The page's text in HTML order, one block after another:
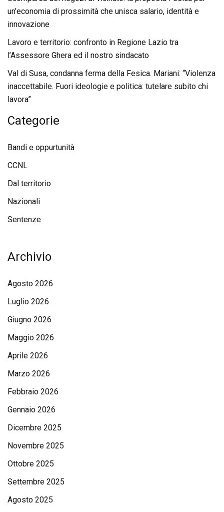
un’economia di prossimità che unisca salario, identità e
innovazione
Lavoro e territorio: confronto in Regione Lazio tra
l’Assessore Ghera ed il nostro sindacato
Val di Susa, condanna ferma della Fesica. Mariani: “Violenza
inaccettabile. Fuori ideologie e politica: tutelare subito chi
lavora”
Categorie
Bandi e oppurtunità
CCNL
Dal territorio
Nazionali
Sentenze
Archivio
Agosto 2026
Luglio 2026
Giugno 2026
Maggio 2026
Aprile 2026
Marzo 2026
Febbraio 2026
Gennaio 2026
Dicembre 2025
Novembre 2025
Ottobre 2025
Settembre 2025
Agosto 2025